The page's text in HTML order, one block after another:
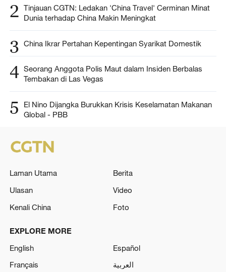
2 Tinjauan CGTN: Ledakan 'China Travel' Cerminan Minat
Dunia terhadap China Makin Meningkat
3 China Ikrar Pertahan Kepentingan Syarikat Domestik
4 Seorang Anggota Polis Maut dalam Insiden Berbalas
Tembakan di Las Vegas
5
El Nino Dijangka Burukkan Krisis Keselamatan Makanan
Global - PBB
Laman Utama
Berita
Ulasan
Video
Kenali China
Foto
EXPLORE MORE
English
Español
Français
العربية